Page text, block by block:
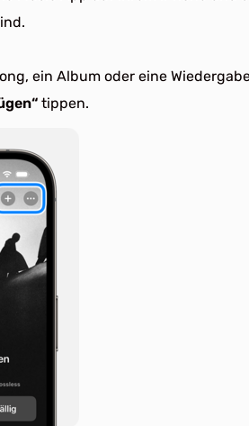
ein Album oder eine
tippen.